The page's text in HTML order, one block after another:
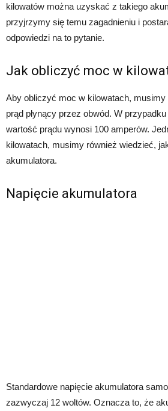
kilowatów można uzyskać z takiego
przyjrzymy się temu zagadnieniu i
odpowiedzi na to pytanie.
Jak obliczyć moc w
Aby obliczyć moc w kilowatach,
prąd płynący przez obwód. W
wartość prądu wynosi 100 amperów.
kilowatach, musimy również wiedzieć,
akumulatora.
Napięcie akumulatora
Standardowe napięcie akumulatora
zazwyczaj 12 woltów. Oznacza to, że